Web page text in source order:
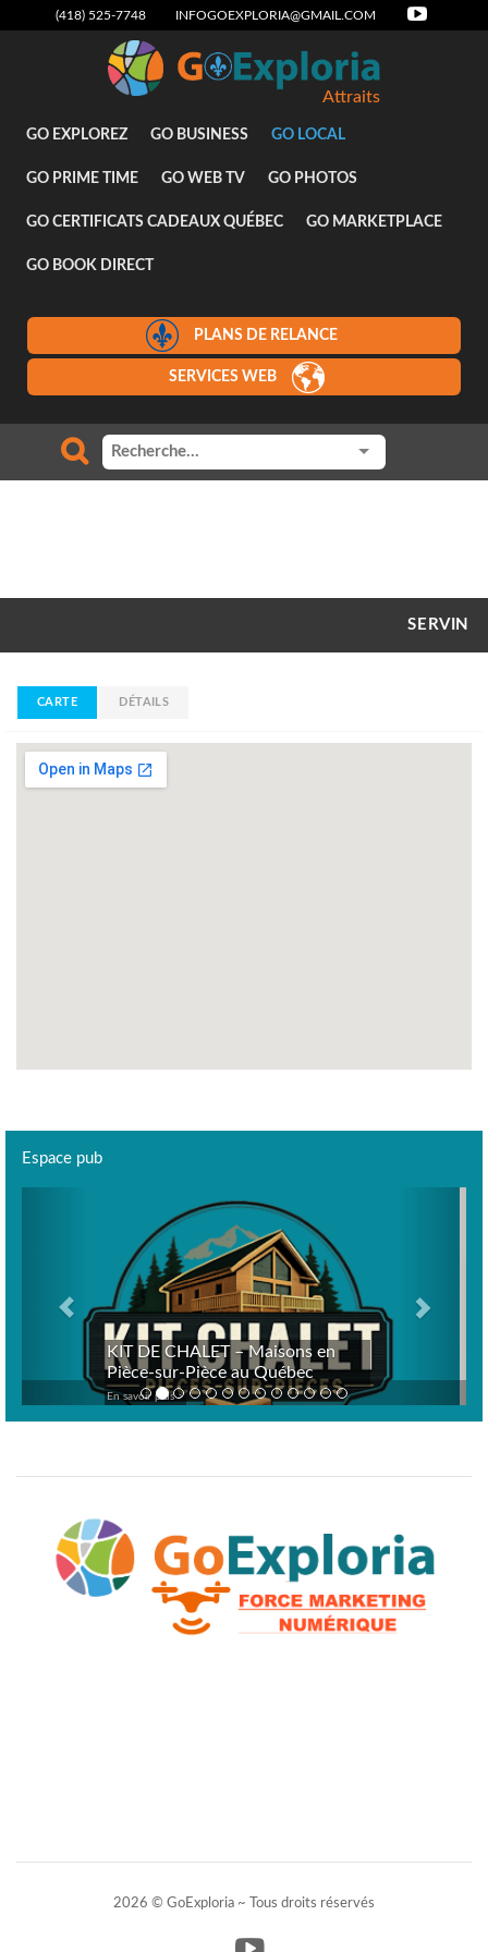
(418) 525-7748 INFOGOEXPLORIA@GMAIL.COM
Attraits
GO EXPLOREZ GO BUSINESS GO LOCAL
GO PRIME TIME GO WEB TV GO PHOTOS
GO CERTIFICATS CADEAUX QUÉBEC GO MARKETPLACE
GO BOOK DIRECT
PLANS DE RELANCE
SERVICES WEB
SERVIN
CARTE DÉTAILS
Espace pub
KIT DE CHALET – Maisons en
Pièce-sur-Pièce au Québec
En savoir plus >
2026 © GoExploria ~ Tous droits réservés